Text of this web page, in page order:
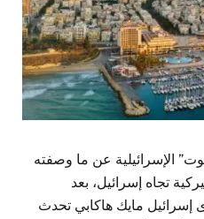
الإسرائيلية عن ما وصفته
تجاه إسرائيل، بعد
إسرائيل مايك هاكابي تحدث